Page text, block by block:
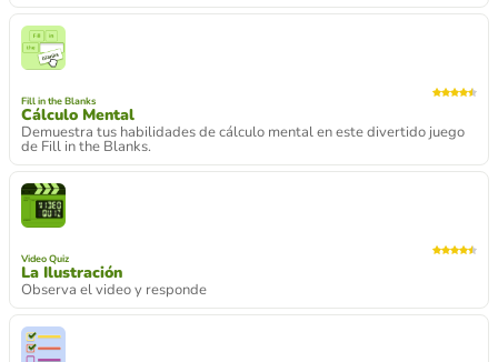
Fill in the Blanks
Cálculo Mental
Demuestra tus habilidades de cálculo mental en este divertido juego
de Fill in the Blanks.
Video Quiz
La Ilustración
Observa el video y responde